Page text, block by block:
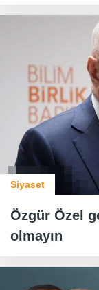
Siyaset
Özgür Özel
olmayın